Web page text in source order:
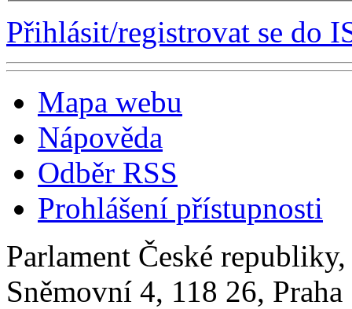
Přihlásit/registrovat se do
Mapa webu
Nápověda
Odběr RSS
Prohlášení přístupnosti
Parlament České
Sněmovní 4, 118 26,